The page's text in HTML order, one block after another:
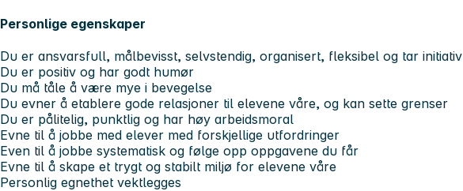
Personlige egenskaper
Du er ansvarsfull, målbevisst, selvstendig, organisert, fleksibel og tar initiativ
Du er positiv og har godt humør
Du må tåle å være mye i bevegelse
Du evner å etablere gode relasjoner til elevene våre, og kan sette grenser
Du er pålitelig, punktlig og har høy arbeidsmoral
Evne til å jobbe med elever med forskjellige utfordringer
Even til å jobbe systematisk og følge opp oppgavene du får
Evne til å skape et trygt og stabilt miljø for elevene våre
Personlig egnethet vektlegges